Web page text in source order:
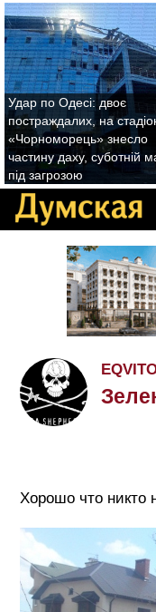
Удар по Одесі: двоє
постраждалих, на
«Чорноморець» знесло
частину даху, суботній
під загрозою
Хорошо что никто